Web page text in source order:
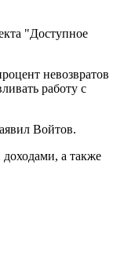
"Доступное
невозвратов
работу с
Войтов.
а также